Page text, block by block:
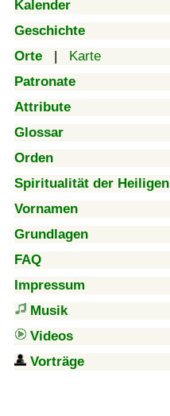
Kalender
Geschichte
Orte | Karte
Patronate
Attribute
Glossar
Orden
Spiritualität der Heiligen
Vornamen
Grundlagen
FAQ
Impressum
Musik
Videos
Vorträge